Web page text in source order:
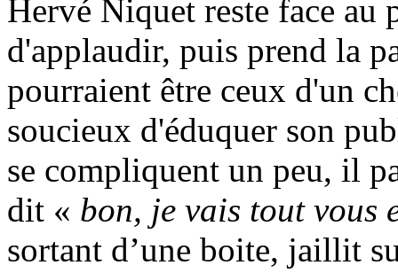
Hervé Niquet reste face
d'applaudir, puis prend la
pourraient être ceux d'un
soucieux d'éduquer son
se compliquent un peu, il
dit « bon, je vais tout vous
sortant d’une boite, jaillit